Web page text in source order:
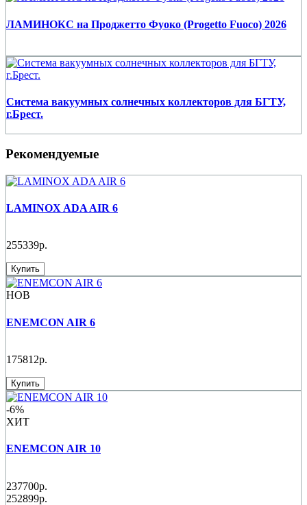
ЛАМИНОКС на Проджетто Фуоко (Progetto Fuoco) 2026
Система вакуумных солнечных коллекторов для БГТУ,
г.Брест.
Рекомендуемые
LAMINOX ADA AIR 6
255339р.
Купить
НОВ
ENEMCON AIR 6
175812р.
Купить
-6%
ХИТ
ENEMCON AIR 10
237700р.
252899р.